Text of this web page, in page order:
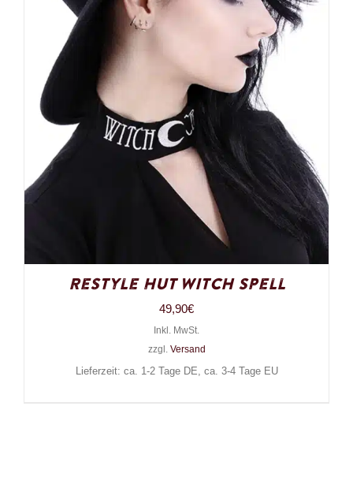
Restyle Hut Witch Spell
49,90€
Inkl. MwSt.
zzgl. Versand
Lieferzeit: ca. 1-2 Tage DE, ca. 3-4 Tage EU